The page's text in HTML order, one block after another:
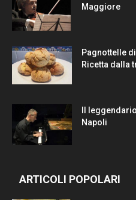
Maggiore
Pagnottelle
Ricetta dalla
Il
Napoli
ARTICOLI POPOLARI